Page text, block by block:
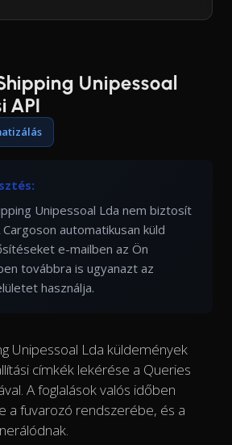
Unipessoal
API
Unipessoal Lda nem biztosít
automatikusan küld
e-mailben az Ön
továbbra is ugyanazt az
használja.
Unipessoal Lda küldemények
címkék lekérése a Queries
A foglalások valós időben
a fuvarozó rendszerébe, és a